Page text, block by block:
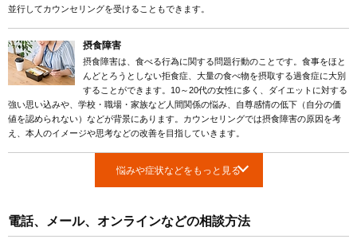
並行してカウンセリングを受けることもできます。
摂食障害
摂食障害は、食べる行為に関する問題行動のことです。食事をほと
んどとろうとしない拒食症、大量の食べ物を摂取する過食症に大別
することができます。10～20代の女性に多く、ダイエットに対する
強い思い込みや、学校・職場・家族など人間関係の悩み、自尊感情の低下（自分の価
値を認められない）などが背景にあります。カウンセリングでは摂食障害の原因を考
え、本人のイメージや思考などの改善を目指していきます。
悩みや症状などをもっと見る
電話、メール、オンラインなどの相談方法